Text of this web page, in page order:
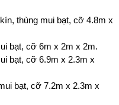
thùng mui bạt, cỡ 4.8m x
bạt, cỡ 6m x 2m x 2m.
bạt, cỡ 6.9m x 2.3m x
bạt, cỡ 7.2m x 2.3m x